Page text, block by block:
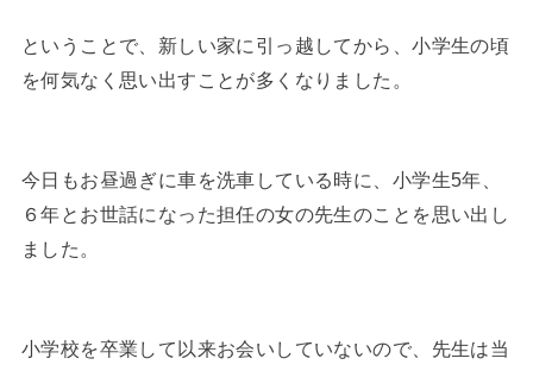
ということで、新しい家に引っ越してから、小学生の頃
を何気なく思い出すことが多くなりました。
今日もお昼過ぎに車を洗車している時に、小学生5年、
６年とお世話になった担任の女の先生のことを思い出し
ました。
小学校を卒業して以来お会いしていないので、先生は当